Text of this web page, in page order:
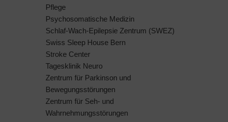
Pflege
Psychosomatische Medizin
Schlaf-Wach-Epilepsie Zentrum (SWEZ)
Swiss Sleep House Bern
Stroke Center
Tagesklinik Neuro
Zentrum für Parkinson und
Bewegungsstörungen
Zentrum für Seh- und
Wahrnehmungsstörungen